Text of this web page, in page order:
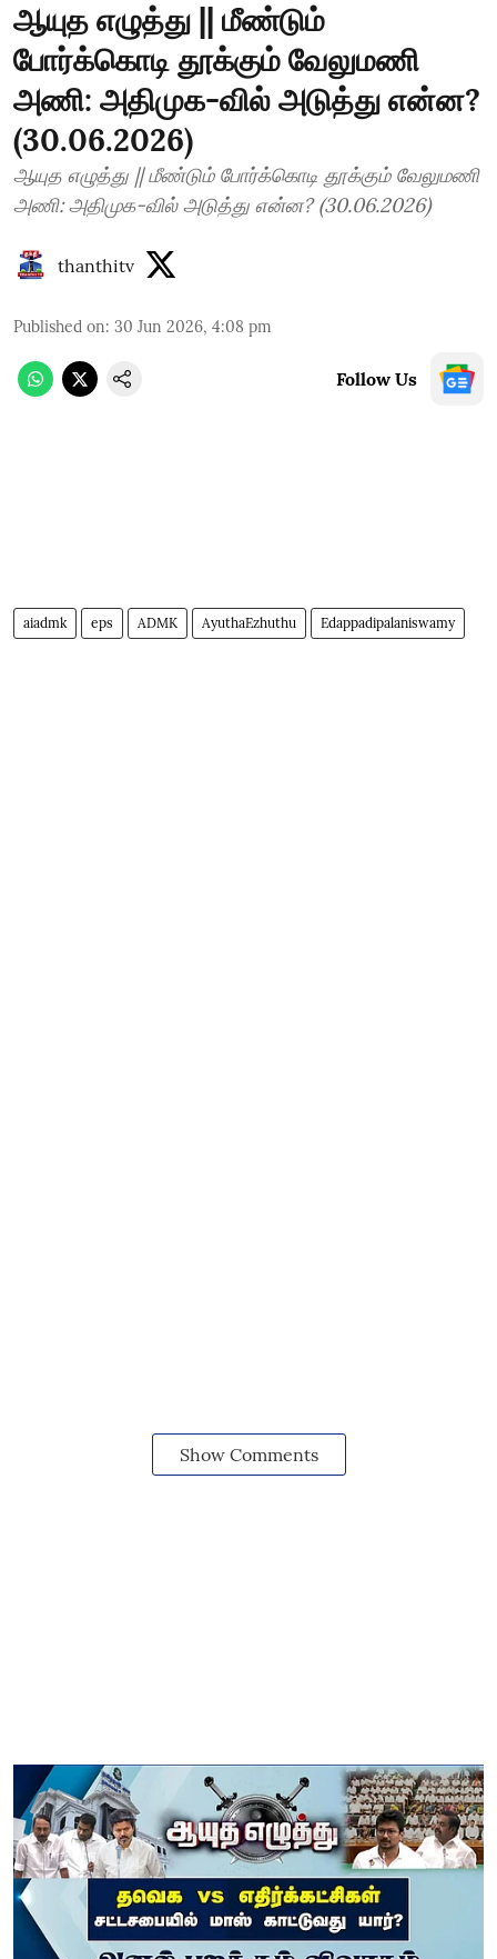
ஆயுத எழுத்து || மீண்டும்
போர்க்கொடி தூக்கும் வேலுமணி
அணி: அதிமுக-வில் அடுத்து என்ன?
(30.06.2026)
ஆயுத எழுத்து || மீண்டும் போர்க்கொடி தூக்கும் வேலுமணி
அணி: அதிமுக-வில் அடுத்து என்ன? (30.06.2026)
thanthitv
Published on: 30 Jun 2026, 4:08 pm
Follow Us
aiadmk eps ADMK AyuthaEzhuthu Edappadipalaniswamy
Show Comments